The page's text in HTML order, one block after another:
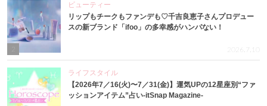
ビューティー
リップもチークもファンデも♡千吉良恵子さんプロデュー
スの新ブランド「ifoo」の多幸感がハンパない！
2026.7.10
ライフスタイル
【2026年7／16(火)〜7／31(金)】運気UPの12星座別“ファ
ッションアイテム”占い-itSnap Magazine-